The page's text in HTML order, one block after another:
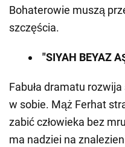
Bohaterowie muszą
szczęścia.
"SIYAH BEYAZ
Fabuła dramatu
w sobie. Mąż Ferhat
zabić człowieka bez
ma nadziei na